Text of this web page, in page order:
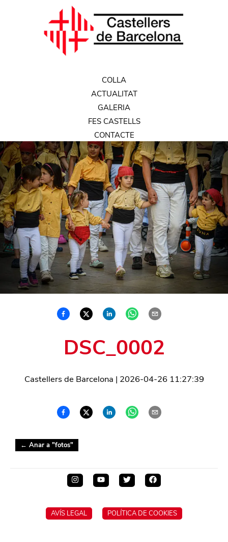
COLLA
ACTUALITAT
GALERIA
FES CASTELLS
CONTACTE
DSC_0002
Castellers de Barcelona | 2026-04-26 11:27:39
← Anar a "fotos"
AVÍS LEGAL POLÍTICA DE COOKIES